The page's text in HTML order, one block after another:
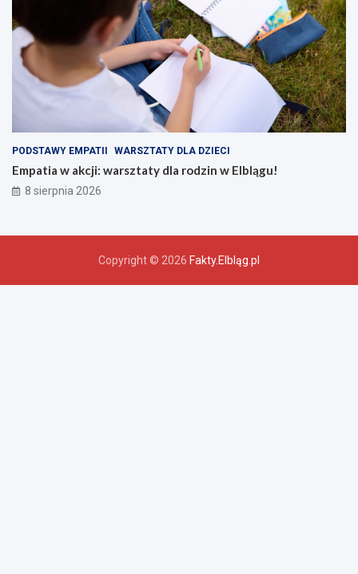
PODSTAWY EMPATII WARSZTATY DLA DZIECI
Empatia w akcji: warsztaty dla rodzin w Elblągu!
8 sierpnia 2026
Copyright © 2026 Fakty.Elbląg.pl